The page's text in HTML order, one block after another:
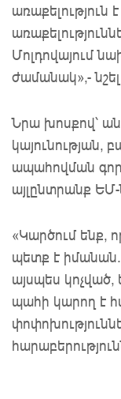
առաքելություն
Մոլդովայում
ժամանակ»,- նշել
Նրա խոսքով՝
կայունության,
ապահովման
այլընտրանք
«Կարծում ենք,
պետք է
այսպես
պահի կարող է